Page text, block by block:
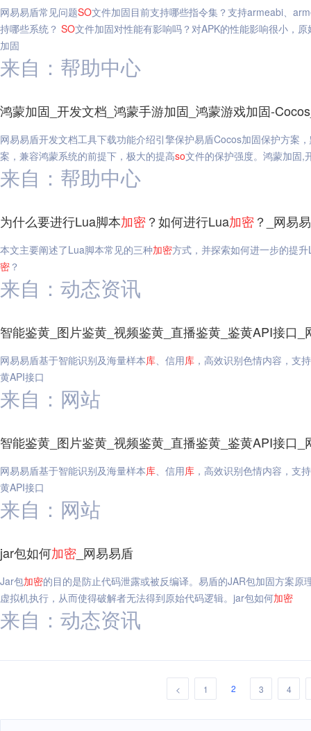
网易易盾常见问题SO文件加固目前支持哪些指令集？支持armeabi、
持哪些系统？ SO文件加固对性能有影响吗？对APK的性能影响很小，原
加固
来自：帮助中心
鸿蒙加固_开发文档_鸿蒙手游加固_鸿蒙游戏加固-
网易易盾开发文档工具下载功能介绍引擎保护易盾Cocos加固保护方案
案，兼容鸿蒙系统的前提下，极大的提高so文件的保护强度。鸿蒙加固,
来自：帮助中心
为什么要进行Lua脚本加密？如何进行Lua加密？_网易
本文主要阐述了Lua脚本常见的三种加密方式，并探索如何进一步的提
密 ？
来自：动态资讯
智能鉴黄_图片鉴黄_视频鉴黄_直播鉴黄_鉴黄API接口_
网易易盾基于智能识别及海量样本库、信用库 ，高效识别色情内容，支
黄API接口
来自：网站
智能鉴黄_图片鉴黄_视频鉴黄_直播鉴黄_鉴黄API接口_
网易易盾基于智能识别及海量样本库、信用库 ，高效识别色情内容，支
黄API接口
来自：网站
jar包如何加密 _网易易盾
Jar包加密的目的是防止代码泄露或被反编译。易盾的JAR包加固方案原
虚拟机执行，从而使得破解者无法得到原始代码逻辑。jar包如何加密
来自：动态资讯
< 1 2 3 4